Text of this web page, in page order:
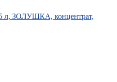
л, ЗОЛУШКА, концентрат,